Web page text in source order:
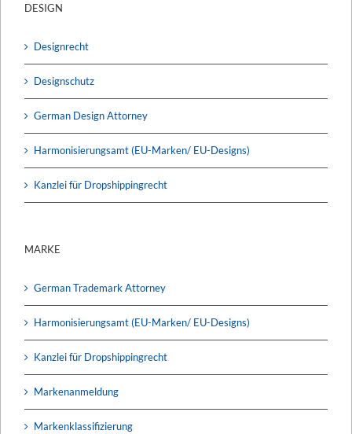
DESIGN
Designrecht
Designschutz
German Design Attorney
Harmonisierungsamt (EU-Marken/ EU-Designs)
Kanzlei für Dropshippingrecht
MARKE
German Trademark Attorney
Harmonisierungsamt (EU-Marken/ EU-Designs)
Kanzlei für Dropshippingrecht
Markenanmeldung
Markenklassifizierung